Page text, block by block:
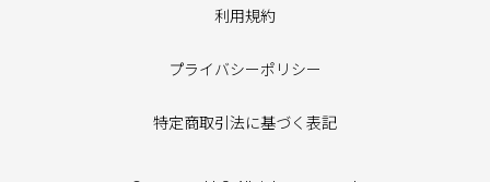
利用規約
プライバシーポリシー
特定商取引法に基づく表記